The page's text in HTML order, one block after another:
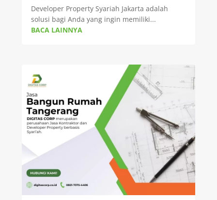
Developer Property Syariah Jakarta adalah
solusi bagi Anda yang ingin memiliki...
BACA LAINNYA